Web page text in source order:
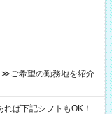
ご希望の勤務地を紹介